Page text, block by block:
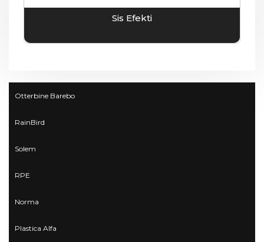
Sis Efekti
Otterbine Barebo
RainBird
Solem
RPE
Norma
Plastica Alfa